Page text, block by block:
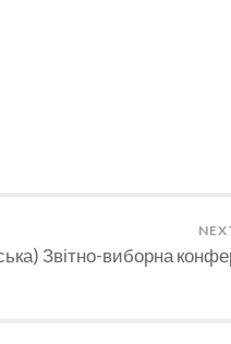
Звітно-виборна